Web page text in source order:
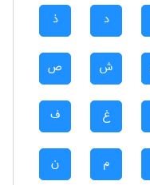
د ذ
ش ص
غ ف
م ن